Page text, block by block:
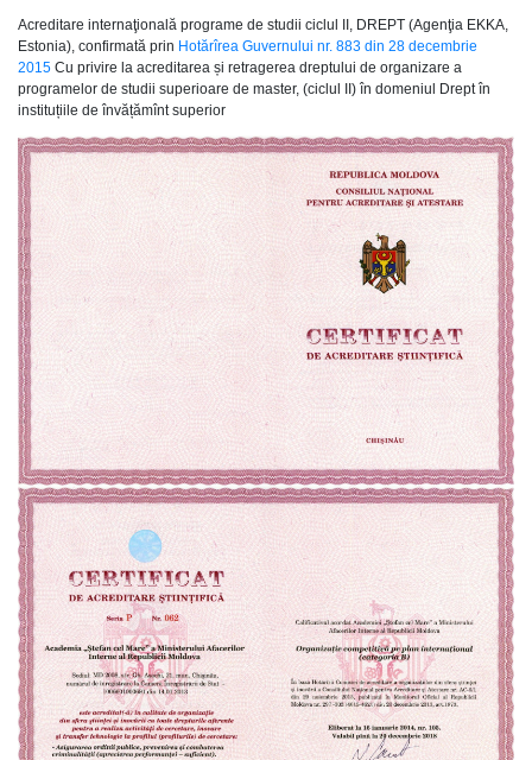
Acreditare internaţională programe de studii ciclul II, DREPT (Agenţia EKKA,
Estonia), confirmată prin Hotărîrea Guvernului nr. 883 din 28 decembrie
2015 Cu privire la acreditarea și retragerea dreptului de organizare a
programelor de studii superioare de master, (ciclul II) în domeniul Drept în
instituțiile de învățămînt superior